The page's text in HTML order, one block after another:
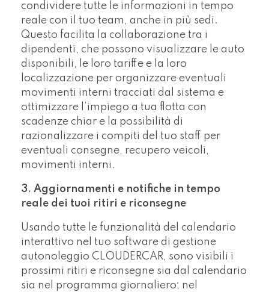
condividere tutte le informazioni in tempo
reale con il tuo team, anche in più sedi.
Questo facilita la collaborazione tra i
dipendenti, che possono visualizzare le auto
disponibili, le loro tariffe e la loro
localizzazione per organizzare eventuali
movimenti interni tracciati dal sistema e
ottimizzare l’impiego a tua flotta con
scadenze chiar e la possibilità di
razionalizzare i compiti del tuo staff per
eventuali consegne, recupero veicoli,
movimenti interni.
3. Aggiornamenti e notifiche in tempo
reale dei tuoi ritiri e riconsegne
Usando tutte le funzionalità del calendario
interattivo nel tuo software di gestione
autonoleggio CLOUDERCAR, sono visibili i
prossimi ritiri e riconsegne sia dal calendario
sia nel programma giornaliero; nel